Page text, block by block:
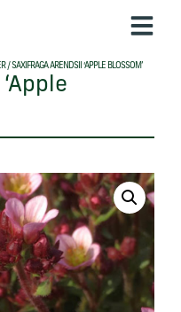
/ SAXIFRAGA ARENDSII ‘APPLE BLOSSOM’